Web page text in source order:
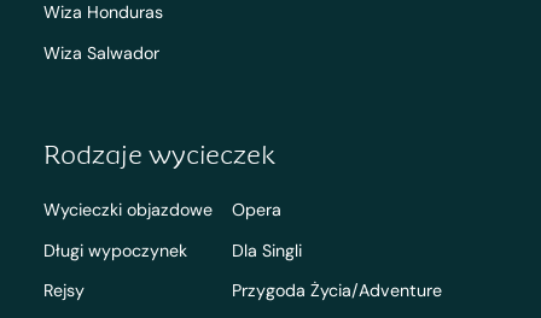
Wiza Honduras
Wiza Salwador
Rodzaje wycieczek
Wycieczki objazdowe
Długi wypoczynek
Rejsy
Opera
Dla Singli
Przygoda Życia/Adventure